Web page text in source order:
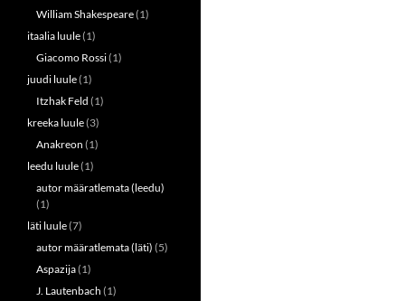
William Shakespeare(1)
itaalia luule(1)
Giacomo Rossi(1)
juudi luule(1)
Itzhak Feld (1)
kreeka luule(3)
Anakreon (1)
leedu luule(1)
autor määratlemata (leedu)
(1)
läti luule(7)
autor määratlemata (läti) (5)
Aspazija(1)
J. Lautenbach (1)